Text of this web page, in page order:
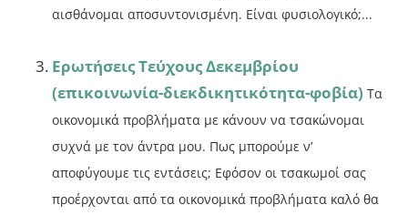
αισθάνομαι αποσυντονισμένη. Είναι φυσιολογικό;...
Ερωτήσεις Τεύχους Δεκεμβρίου
(επικοινωνία-διεκδικητικότητα-φοβία) Tα
οικονομικά προβλήματα με κάνουν να τσακώνομαι
συχνά με τον άντρα μου. Πως μπορούμε ν’
αποφύγουμε τις εντάσεις; Εφόσον οι τσακωμοί σας
προέρχονται από τα οικονομικά προβλήματα καλό θα